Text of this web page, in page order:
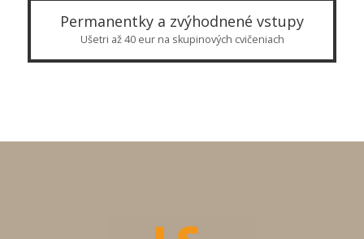
Permanentky a zvýhodnené vstupy
Ušetri až 40 eur na skupinových cvičeniach